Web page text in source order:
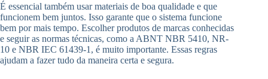
É essencial também usar materiais de boa qualidade e que
funcionem bem juntos. Isso garante que o sistema funcione
bem por mais tempo. Escolher produtos de marcas conhecidas
e seguir as normas técnicas, como a ABNT NBR 5410, NR-
10 e NBR IEC 61439-1, é muito importante. Essas regras
ajudam a fazer tudo da maneira certa e segura.